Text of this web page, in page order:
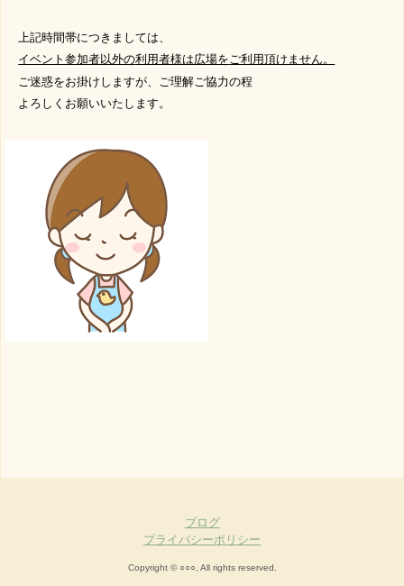
上記時間帯につきましては
イベント参加者以外の利用者様は広場をご利用頂けません。
ご迷惑をお掛けしますが、ご理解ご協力の程
よろしくお願いいたします。
ブログ
プライバシーポリシー
Copyright © ○○○, All rights reserved.